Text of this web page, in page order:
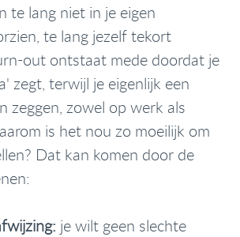
te lang niet in je eigen
te lang jezelf tekort
out ontstaat mede doordat je
zegt, terwijl je eigenlijk een
zeggen, zowel op werk als
is het nou zo moeilijk om
Dat kan komen door de
je wilt geen slechte